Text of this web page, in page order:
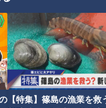
【特集】篠島の漁業を救